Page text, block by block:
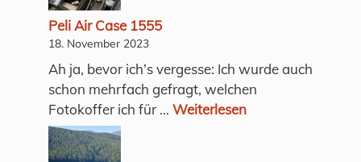
Peli Air Case 1555
18. November 2023
Ah ja, bevor ich’s vergesse: Ich wurde auch
schon mehrfach gefragt, welchen
Fotokoffer ich für ... Weiterlesen